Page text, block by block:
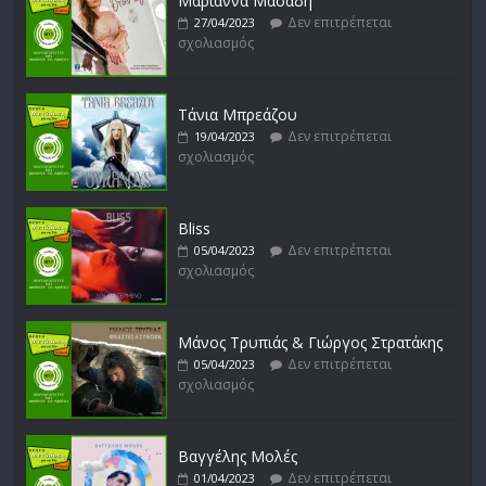
σχολιασμός
27/04/2023
Δεν επιτρέπεται
σχολιασμός
Τάνια Μπρεάζου
19/04/2023
Δεν επιτρέπεται
σχολιασμός
Bliss
05/04/2023
Δεν επιτρέπεται
σχολιασμός
Μάνος Τρυπιάς & Γιώργος Στρατάκης
05/04/2023
Δεν επιτρέπεται
σχολιασμός
Βαγγέλης Μολές
01/04/2023 Δεν επιτρέπεται